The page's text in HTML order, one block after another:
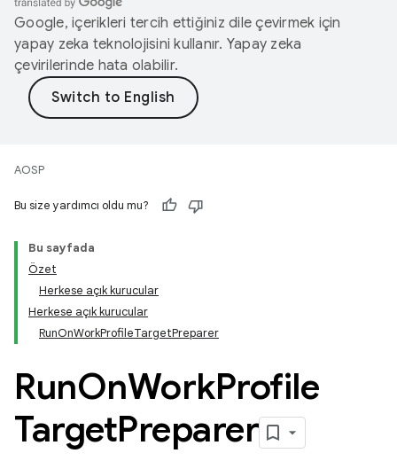
Google, içerikleri tercih ettiğiniz dile çevirmek için
yapay zeka teknolojisini kullanır. Yapay zeka
çevirilerinde hata olabilir.
AOSP
Bu size yardımcı oldu mu?
Bu sayfada
Özet
Herkese açık kurucular
Herkese açık kurucular
RunOnWorkProfileTargetPreparer
RunOnWorkProfile
TargetPreparer